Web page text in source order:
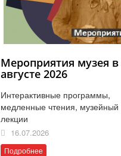
Мероприятия музея в
августе 2026
Интерактивные программы,
медленные чтения, музейный
лекции
16.07.2026
Подробнее